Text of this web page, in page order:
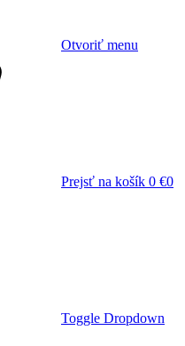
Otvoriť menu
Prejsť na košík 0 €0
Toggle Dropdown